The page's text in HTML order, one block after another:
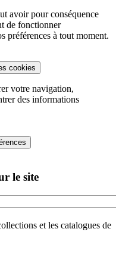
avoir pour conséquence
de fonctionner
préférences à tout moment.
cookies
votre navigation,
des informations
le site
et les catalogues de